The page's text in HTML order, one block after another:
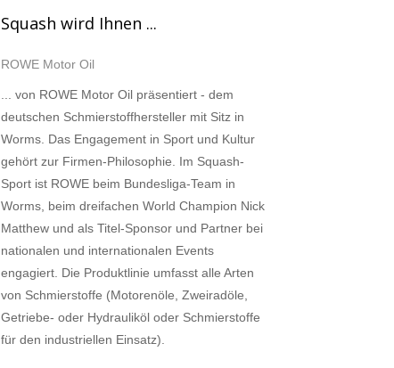
Squash wird Ihnen ...
ROWE Motor Oil
... von ROWE Motor Oil präsentiert - dem
deutschen Schmierstoffhersteller mit Sitz in
Worms. Das Engagement in Sport und Kultur
gehört zur Firmen-Philosophie. Im Squash-
Sport ist ROWE beim Bundesliga-Team in
Worms, beim dreifachen World Champion Nick
Matthew und als Titel-Sponsor und Partner bei
nationalen und internationalen Events
engagiert. Die Produktlinie umfasst alle Arten
von Schmierstoffe (Motorenöle, Zweiradöle,
Getriebe- oder Hydrauliköl oder Schmierstoffe
für den industriellen Einsatz).